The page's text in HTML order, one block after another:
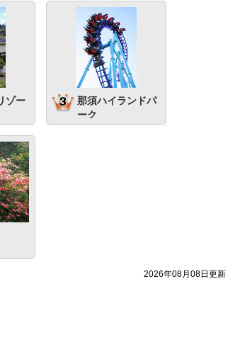
ゾー
那須ハイランドパ
ーク
2026年08月08日更新